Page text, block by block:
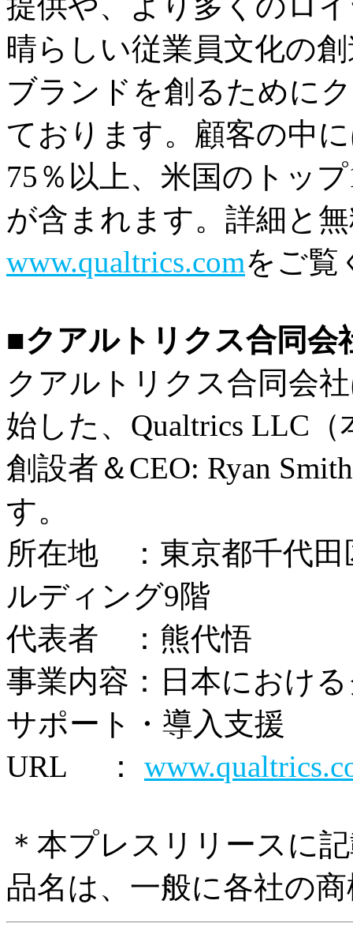
晴らしい従業員文化の
ブランドを創るために
ております。顧客の中
75％以上、米国のトッ
が含まれます。詳細と
www.qualtrics.comをご覧
■クアルトリクス合同会
クアルトリクス合同会
始した、Qualtrics LLC
創設者＆CEO: Ryan
す。
所在地 ：東京都千代
ルディング9階
代表者 ：熊代悟
事業内容：日本におけ
サポート・導入支援
URL ：
＊本プレスリリースに
品名は、一般に各社の